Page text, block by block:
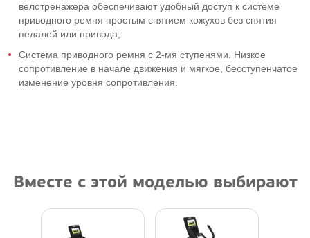
велотренажера обеспечивают удобный доступ к системе
приводного ремня простым снятием кожухов без снятия
педалей или привода;
Система приводного ремня с 2-мя ступенями. Низкое
сопротивление в начале движения и мягкое, бесступенчатое
изменение уровня сопротивления.
Вместе с этой моделью выбирают